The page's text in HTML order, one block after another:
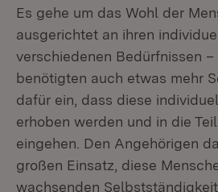
Es gehe um das Wohl der
ausgerichtet an ihren
verschiedenen Bedürfnissen –
benötigten auch etwas mehr
dafür ein, dass diese
erhoben werden und in die
eingehen. Den Angehörigen
großen Einsatz, diese
wachsenden